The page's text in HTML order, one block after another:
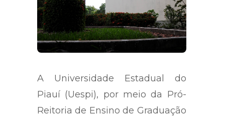
A Universidade Estadual do
Piauí (Uespi), por meio da Pró-
Reitoria de Ensino de Graduação